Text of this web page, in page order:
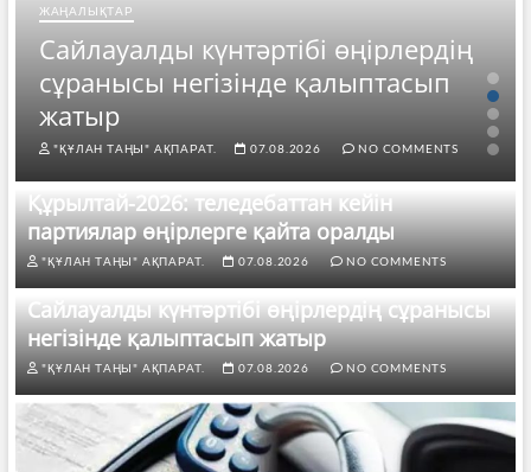
ЖАҢАЛЫҚТАР
Сайлауалды күнтәртібі өңірлердің
сұранысы негізінде қалыптасып
жатыр
"ҚҰЛАН ТАҢЫ" АҚПАРАТ. 07.08.2026 NO COMMENTS
Құрылтай-2026: теледебаттан кейін
партиялар өңірлерге қайта оралды
"ҚҰЛАН ТАҢЫ" АҚПАРАТ. 07.08.2026 NO COMMENTS
Сайлауалды күнтәртібі өңірлердің сұранысы
негізінде қалыптасып жатыр
"ҚҰЛАН ТАҢЫ" АҚПАРАТ. 07.08.2026 NO COMMENTS